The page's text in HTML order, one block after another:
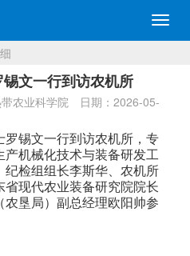
切
换
文一行到访农机所
农业科学院
日期：2026-05-
罗锡文一行到访农机所，专
机械化技术与装备研发工
检组组长李斯华、农机所
现代农业装备研究院院长
垦局）副总经理欧阳帅参